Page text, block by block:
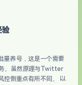
验
量养号，这是一个需要
。虽然原理与Twitter
控侧重点有所不同。 以